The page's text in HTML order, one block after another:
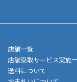
■商品によっては一部
す。
業日にてお引渡しと
メーカー直送品など
制限がかかる場合が
異なる場合がござい
い。
店舗一覧
店舗受取サービス実施
送料について